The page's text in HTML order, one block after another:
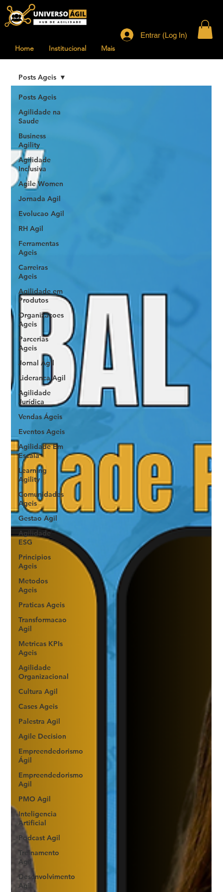
Home Institucional Mais
Entrar (Log In)
Posts Ageis
Agilidade na
Saude
Business
Agility
Agilidade
Inclusiva
Agile Women
Jornada Agil
Evolucao Agil
RH Agil
Ferramentas
Ageis
Carreiras
Ageis
Agilidade em
Produtos
Organizacoes
Ageis
Parcerias
Ageis
Jornal Agil
Lideranca Agil
Agilidade
Jurídica
Vendas Ágeis
Eventos Ageis
Agilidade Em
Escala
Learning
Agility
Comunidades
Ageis
Gestao Agil
Agilidade
ESG
Principios
Ageis
Metodos
Ageis
Praticas Ageis
Transformacao
Agil
Metricas KPIs
Ageis
Agilidade
Organizacional
Cultura Agil
Cases Ageis
Palestra Agil
Agile Decision
Empreendedorismo
Ágil
Empreendedorismo
Agil
PMO Agil
Inteligencia
Artificial
Podcast Agil
Treinamento
Agil
Desenvolvimento
Agil
Posts Ageis